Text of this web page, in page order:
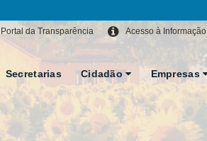
Acesso à Informação
Portal da Transparência
Secretarias Cidadão Empresas